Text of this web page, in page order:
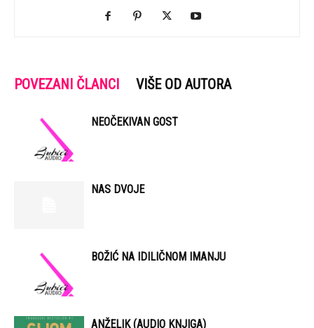
POVEZANI ČLANCI VIŠE OD AUTORA
NEOČEKIVAN GOST
NAS DVOJE
BOŽIĆ NA IDILIČNOM IMANJU
ANŽELIK (AUDIO KNJIGA)